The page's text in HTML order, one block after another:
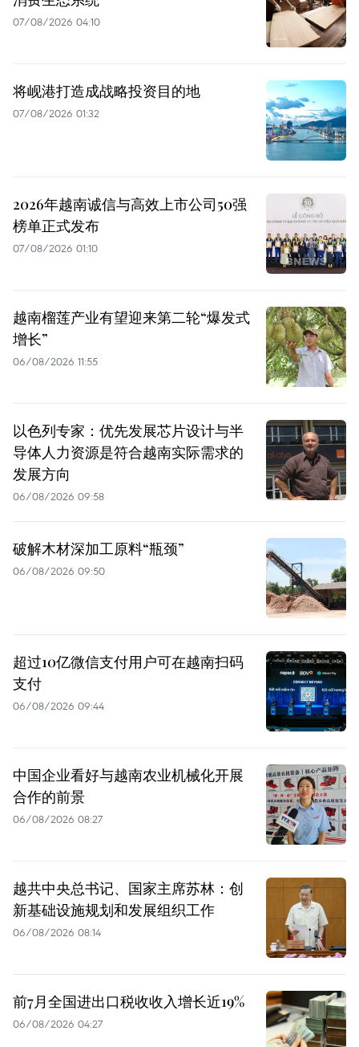
07/08/2026 04:10
将岘港打造成战略投资目的地
07/08/2026 01:32
2026年越南诚信与高效上市公司50强
榜单正式发布
07/08/2026 01:10
越南榴莲产业有望迎来第二轮“爆发式
增长”
06/08/2026 11:55
以色列专家：优先发展芯片设计与半
导体人力资源是符合越南实际需求的
发展方向
06/08/2026 09:58
破解木材深加工原料“瓶颈”
06/08/2026 09:50
超过10亿微信支付用户可在越南扫码
支付
06/08/2026 09:44
中国企业看好与越南农业机械化开展
合作的前景
06/08/2026 08:27
越共中央总书记、国家主席苏林：创
新基础设施规划和发展组织工作
06/08/2026 08:14
前7月全国进出口税收收入增长近19%
06/08/2026 04:27